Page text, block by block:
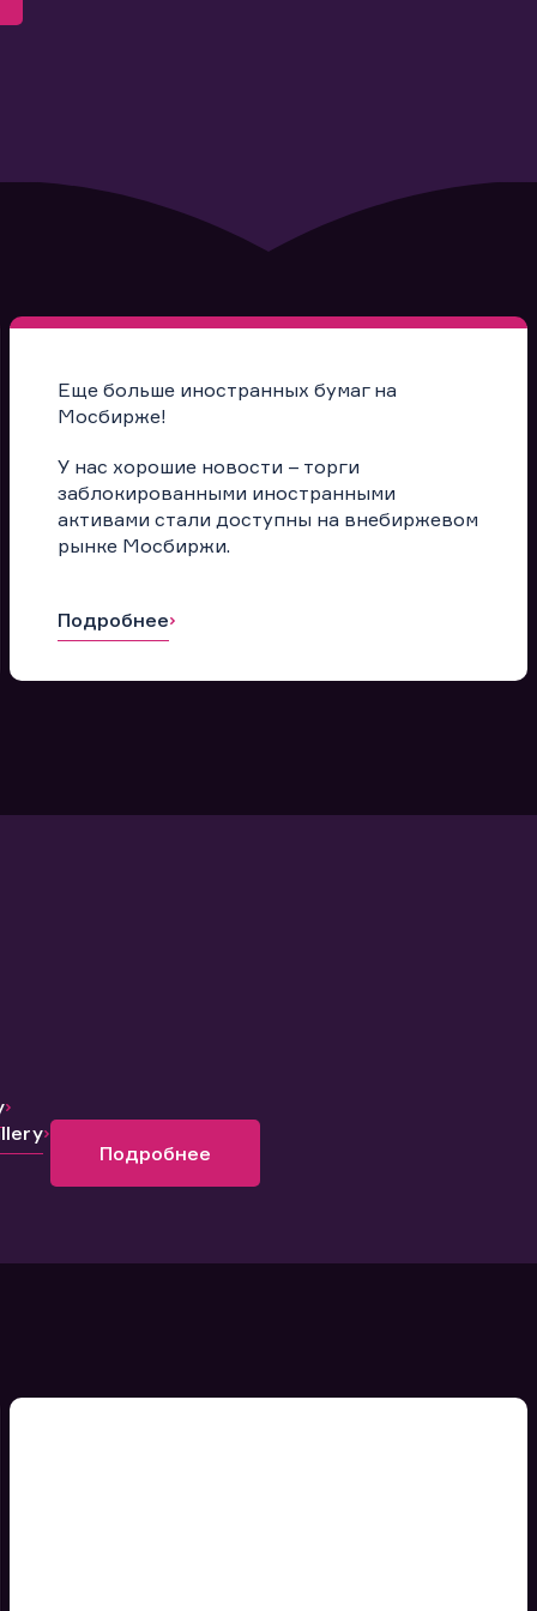
Еще больше иностранных бумаг на
Мосбирже!
У нас хорошие новости – торги
заблокированными иностранными
активами стали доступны на внебиржевом
рынке Мосбиржи.
Подробнее
Подробнее